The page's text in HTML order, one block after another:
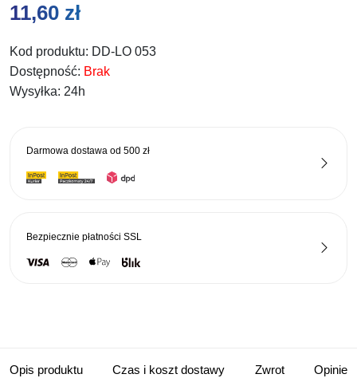
11,60 zł
Kod produktu: DD-LO 053
Dostępność: Brak
Wysyłka: 24h
Darmowa dostawa od 500 zł
Bezpiecznie płatności SSL
Opis produktu Czas i koszt dostawy Zwrot Opinie